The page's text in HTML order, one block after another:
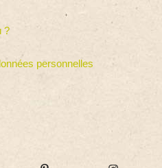
?
personnelles